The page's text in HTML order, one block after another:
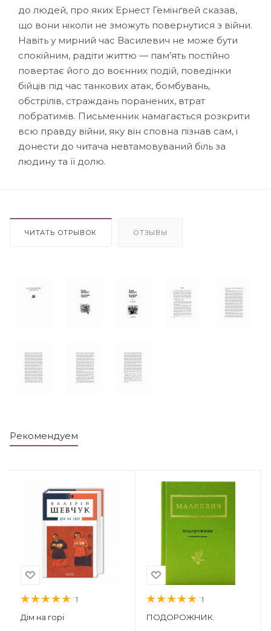
до людей, про яких Ернест Гемінґвей сказав,
що вони ніколи не зможуть повернутися з війни.
Навіть у мирний час Василевич не може бути
спокійним, радіти життю — пам’ять постійно
повертає його до воєнних подій, поведінки
бійців під час танкових атак, бомбувань,
обстрілів, страждань поранених, втрат
побратимів. Письменник намагається розкрити
всю правду війни, яку він сповна пізнав сам, і
донес­ти до читача невтамовуваний біль за
людину та її долю.
ЧИТАТЬ ОТРЫВОК ОТЗЫВЫ
Рекомендуем
1
Дім на горі
1
ПОДОРОЖНИК.